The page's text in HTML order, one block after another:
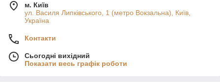
м. Київ
ул. Василя Липківського, 1 (метро Вокзальна), Київ,
Україна
Контакти
Сьогодні вихідний
Показати весь графік роботи